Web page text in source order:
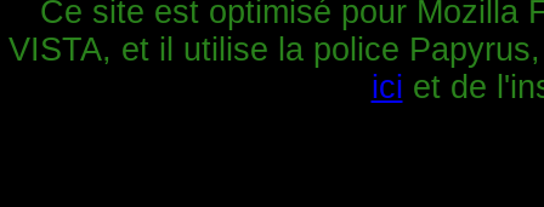
Ce site est optimisé pour Mozilla
VISTA, et il utilise la police
ici et de